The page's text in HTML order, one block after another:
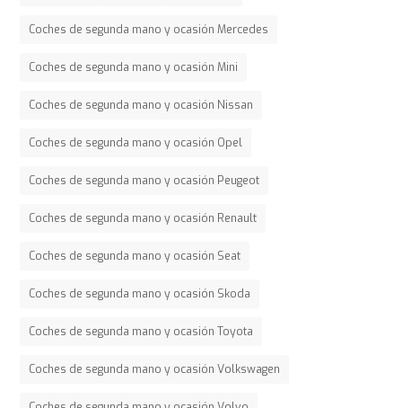
Coches de segunda mano y ocasión Mercedes
Coches de segunda mano y ocasión Mini
Coches de segunda mano y ocasión Nissan
Coches de segunda mano y ocasión Opel
Coches de segunda mano y ocasión Peugeot
Coches de segunda mano y ocasión Renault
Coches de segunda mano y ocasión Seat
Coches de segunda mano y ocasión Skoda
Coches de segunda mano y ocasión Toyota
Coches de segunda mano y ocasión Volkswagen